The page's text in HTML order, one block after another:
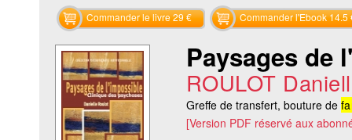
Commander le livre 29 € Commander l'Ebook 14.5
Paysages de
ROULOT
Greffe de transfert, bouture de
[Version PDF réservé aux